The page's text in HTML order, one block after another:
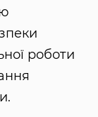
роботи